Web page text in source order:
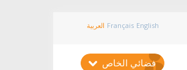
Français English العربية
فضائي الخاص